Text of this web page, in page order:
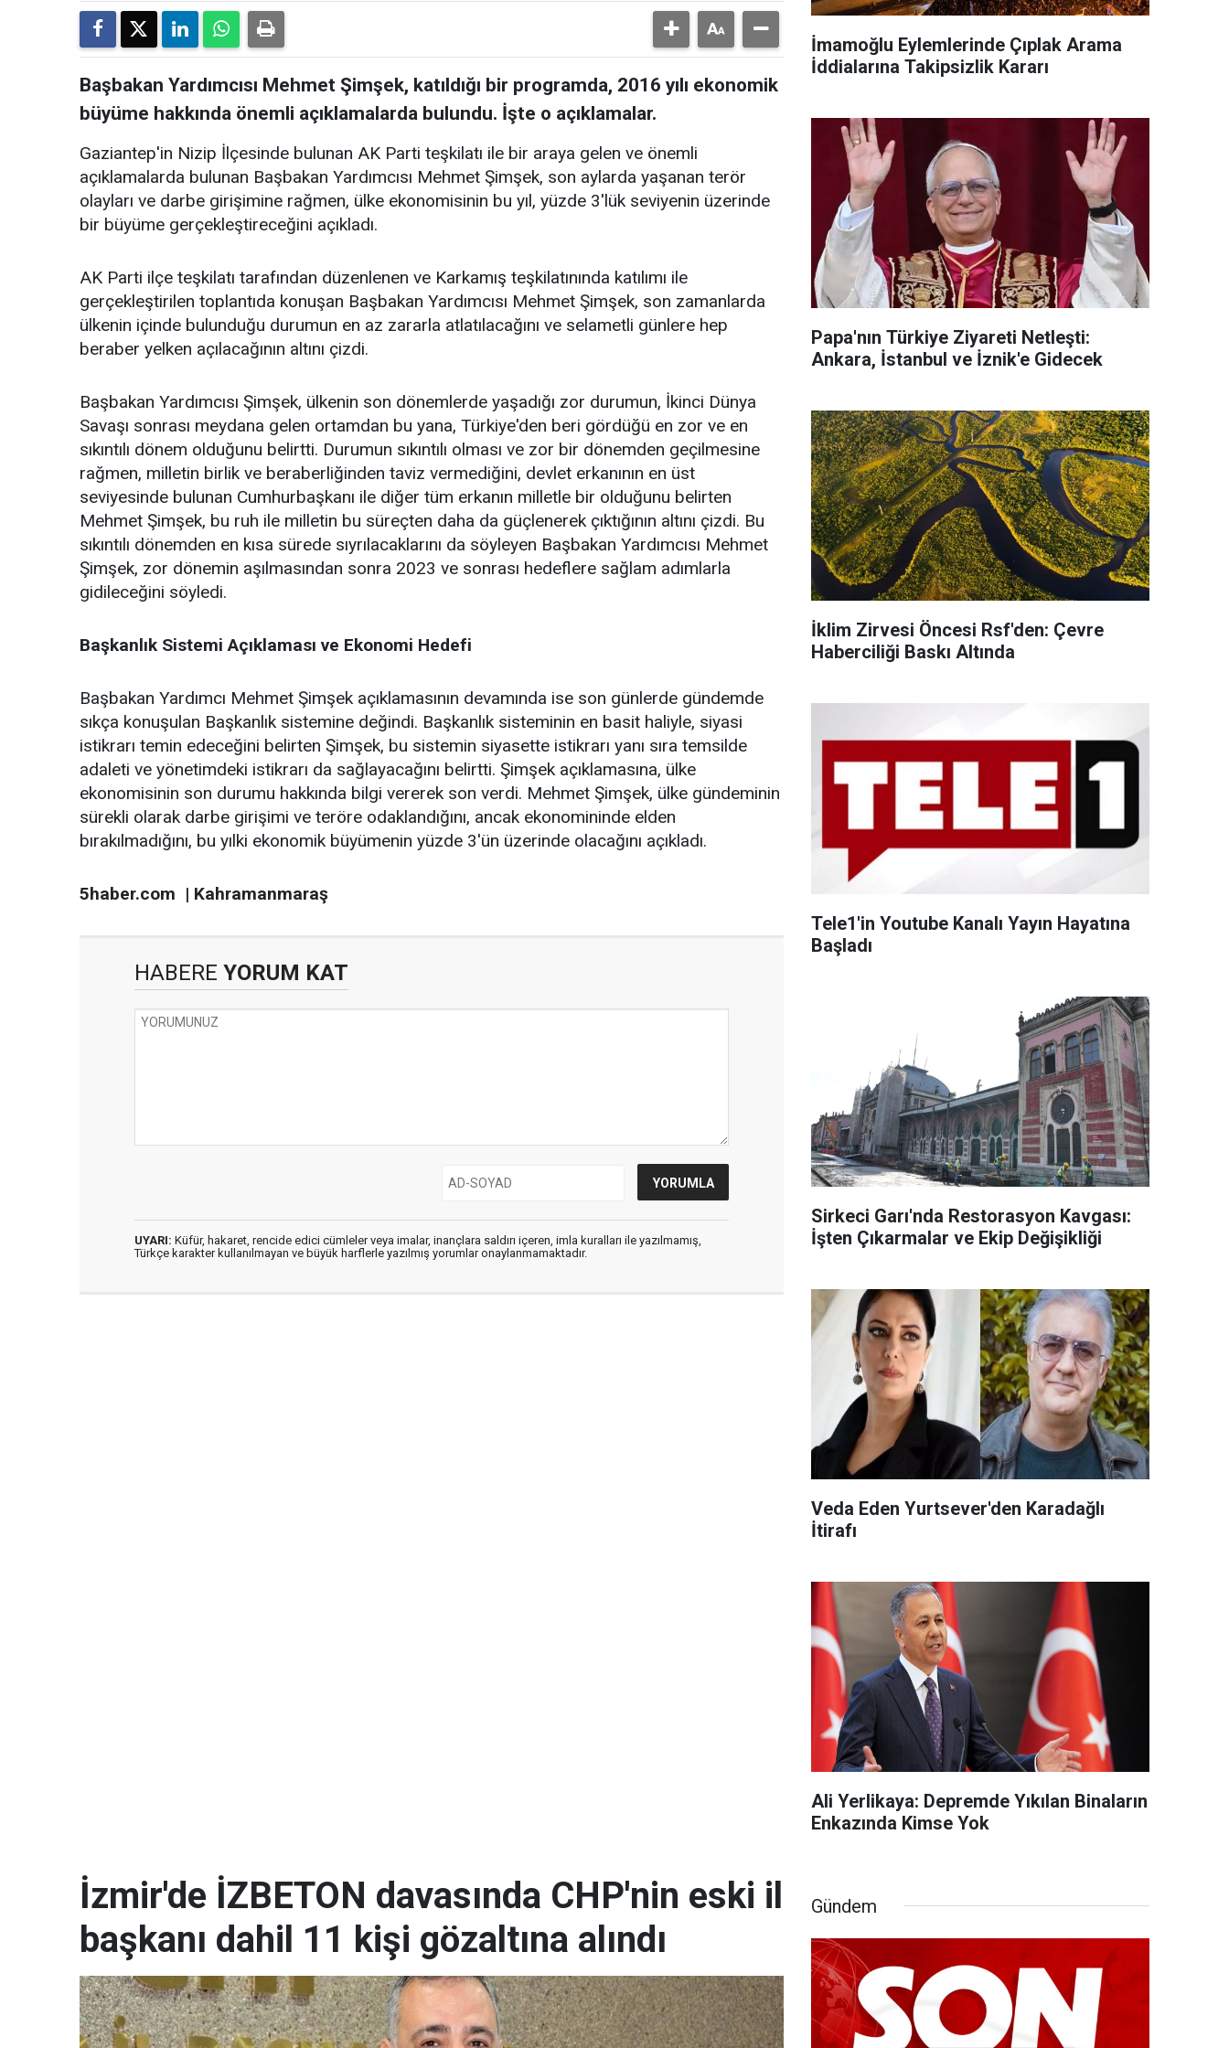
Başbakan Yardımcısı Mehmet Şimşek, katıldığı bir programda, 2016 yılı ekonomik
büyüme hakkında önemli açıklamalarda bulundu. İşte o açıklamalar.
Gaziantep'in Nizip İlçesinde bulunan AK Parti teşkilatı ile bir araya gelen ve önemli
açıklamalarda bulunan Başbakan Yardımcısı Mehmet Şimşek, son aylarda yaşanan terör
olayları ve darbe girişimine rağmen, ülke ekonomisinin bu yıl, yüzde 3'lük seviyenin üzerinde
bir büyüme gerçekleştireceğini açıkladı.
AK Parti ilçe teşkilatı tarafından düzenlenen ve Karkamış teşkilatınında katılımı ile
gerçekleştirilen toplantıda konuşan Başbakan Yardımcısı Mehmet Şimşek, son zamanlarda
ülkenin içinde bulunduğu durumun en az zararla atlatılacağını ve selametli günlere hep
beraber yelken açılacağının altını çizdi.
Başbakan Yardımcısı Şimşek, ülkenin son dönemlerde yaşadığı zor durumun, İkinci Dünya
Savaşı sonrası meydana gelen ortamdan bu yana, Türkiye'den beri gördüğü en zor ve en
sıkıntılı dönem olduğunu belirtti. Durumun sıkıntılı olması ve zor bir dönemden geçilmesine
rağmen, milletin birlik ve beraberliğinden taviz vermediğini, devlet erkanının en üst
seviyesinde bulunan Cumhurbaşkanı ile diğer tüm erkanın milletle bir olduğunu belirten
Mehmet Şimşek, bu ruh ile milletin bu süreçten daha da güçlenerek çıktığının altını çizdi. Bu
sıkıntılı dönemden en kısa sürede sıyrılacaklarını da söyleyen Başbakan Yardımcısı Mehmet
Şimşek, zor dönemin aşılmasından sonra 2023 ve sonrası hedeflere sağlam adımlarla
gidileceğini söyledi.
Başkanlık Sistemi Açıklaması ve Ekonomi Hedefi
Başbakan Yardımcı Mehmet Şimşek açıklamasının devamında ise son günlerde gündemde
sıkça konuşulan Başkanlık sistemine değindi. Başkanlık sisteminin en basit haliyle, siyasi
istikrarı temin edeceğini belirten Şimşek, bu sistemin siyasette istikrarı yanı sıra temsilde
adaleti ve yönetimdeki istikrarı da sağlayacağını belirtti. Şimşek açıklamasına, ülke
ekonomisinin son durumu hakkında bilgi vererek son verdi. Mehmet Şimşek, ülke gündeminin
sürekli olarak darbe girişimi ve teröre odaklandığını, ancak ekonomininde elden
bırakılmadığını, bu yılki ekonomik büyümenin yüzde 3'ün üzerinde olacağını açıkladı.
5haber.com | Kahramanmaraş
HABERE YORUM KAT
UYARI: Küfür, hakaret, rencide edici cümleler veya imalar, inançlara saldırı içeren, imla kuralları ile yazılmamış,
Türkçe karakter kullanılmayan ve büyük harflerle yazılmış yorumlar onaylanmamaktadır.
İmamoğlu Eylemlerinde Çıplak Arama
İddialarına Takipsizlik Kararı
Papa'nın Türkiye Ziyareti Netleşti:
Ankara, İstanbul ve İznik'e Gidecek
İklim Zirvesi Öncesi Rsf'den: Çevre
Haberciliği Baskı Altında
Tele1'in Youtube Kanalı Yayın Hayatına
Başladı
Sirkeci Garı'nda Restorasyon Kavgası:
İşten Çıkarmalar ve Ekip Değişikliği
Veda Eden Yurtsever'den Karadağlı
İtirafı
Ali Yerlikaya: Depremde Yıkılan Binaların
Enkazında Kimse Yok
İzmir'de İZBETON davasında CHP'nin eski il
başkanı dahil 11 kişi gözaltına alındı
Gündem